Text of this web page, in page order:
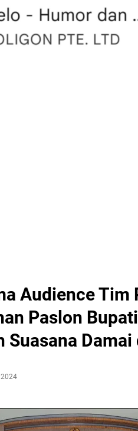
Audience Tim
Paslon
Suasana
2024